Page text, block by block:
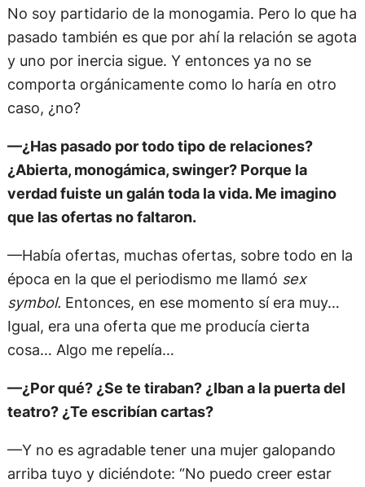
No soy partidario de la monogamia. Pero lo que ha
pasado también es que por ahí la relación se agota
y uno por inercia sigue. Y entonces ya no se
comporta orgánicamente como lo haría en otro
caso, ¿no?
—¿Has pasado por todo tipo de relaciones?
¿Abierta, monogámica, swinger? Porque la
verdad fuiste un galán toda la vida. Me imagino
que las ofertas no faltaron.
—Había ofertas, muchas ofertas, sobre todo en la
época en la que el periodismo me llamó sex
symbol. Entonces, en ese momento sí era muy…
Igual, era una oferta que me producía cierta
cosa… Algo me repelía…
—¿Por qué? ¿Se te tiraban? ¿Iban a la puerta del
teatro? ¿Te escribían cartas?
—Y no es agradable tener una mujer galopando
arriba tuyo y diciéndote: “No puedo creer estar